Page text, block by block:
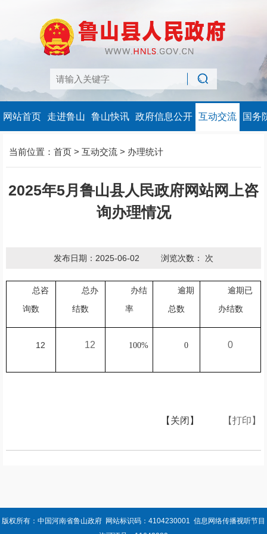
网站首页 走进鲁山 鲁山快讯 政府信息公开 互动交流 国务
当前位置： 首页 > 互动交流 > 办理统计
2025年5月鲁山县人民政府网站网上咨
询办理情况
发布日期：2025-06-02 浏览次数： 次
总咨
询数
总办
结数
办结
率
逾期
总数
逾期已
办结数
12 12 100% 0 0
【打印】
【关闭】
版权所有：中国河南省鲁山政府 网站标识码：4104230001 信息网络传播视听节目